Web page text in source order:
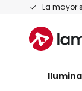
La mayor
Ir
contenido